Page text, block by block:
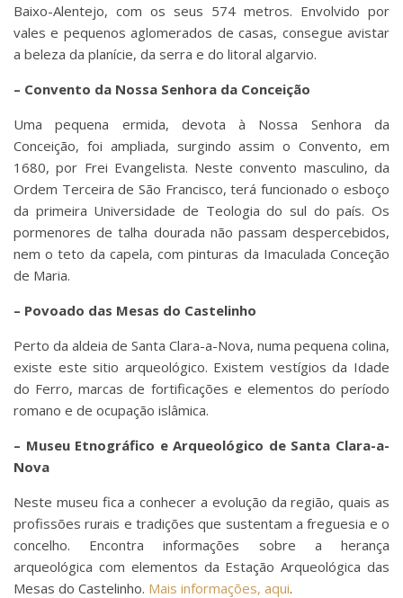
Baixo-Alentejo, com os seus 574 metros. Envolvido por
vales e pequenos aglomerados de casas, consegue avistar
a beleza da planície, da serra e do litoral algarvio.
– Convento da Nossa Senhora da Conceição
Uma pequena ermida, devota à Nossa Senhora da
Conceição, foi ampliada, surgindo assim o Convento, em
1680, por Frei Evangelista. Neste convento masculino, da
Ordem Terceira de São Francisco, terá funcionado o esboço
da primeira Universidade de Teologia do sul do país. Os
pormenores de talha dourada não passam despercebidos,
nem o teto da capela, com pinturas da Imaculada Conceção
de Maria.
– Povoado das Mesas do Castelinho
Perto da aldeia de Santa Clara-a-Nova, numa pequena colina,
existe este sitio arqueológico. Existem vestígios da Idade
do Ferro, marcas de fortificações e elementos do período
romano e de ocupação islâmica.
– Museu Etnográfico e Arqueológico de Santa Clara-a-
Nova
Neste museu fica a conhecer a evolução da região, quais as
profissões rurais e tradições que sustentam a freguesia e o
concelho. Encontra informações sobre a herança
arqueológica com elementos da Estação Arqueológica das
Mesas do Castelinho. Mais informações, aqui.